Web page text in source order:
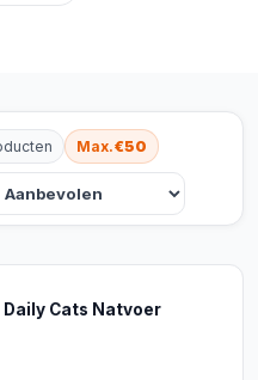
Max.€50
Cats Natvoer